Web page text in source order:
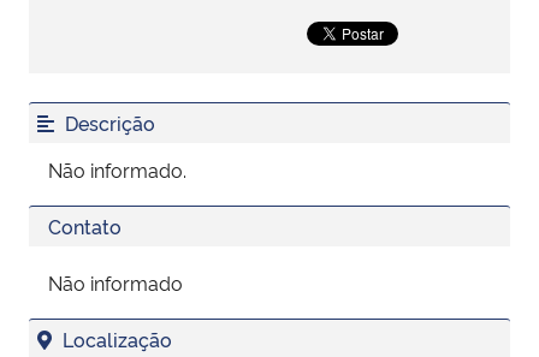
Advocacia-Geral da União
Banco Central do Brasil
Planalto
Descrição
Não informado.
Contato
Não informado
Localização